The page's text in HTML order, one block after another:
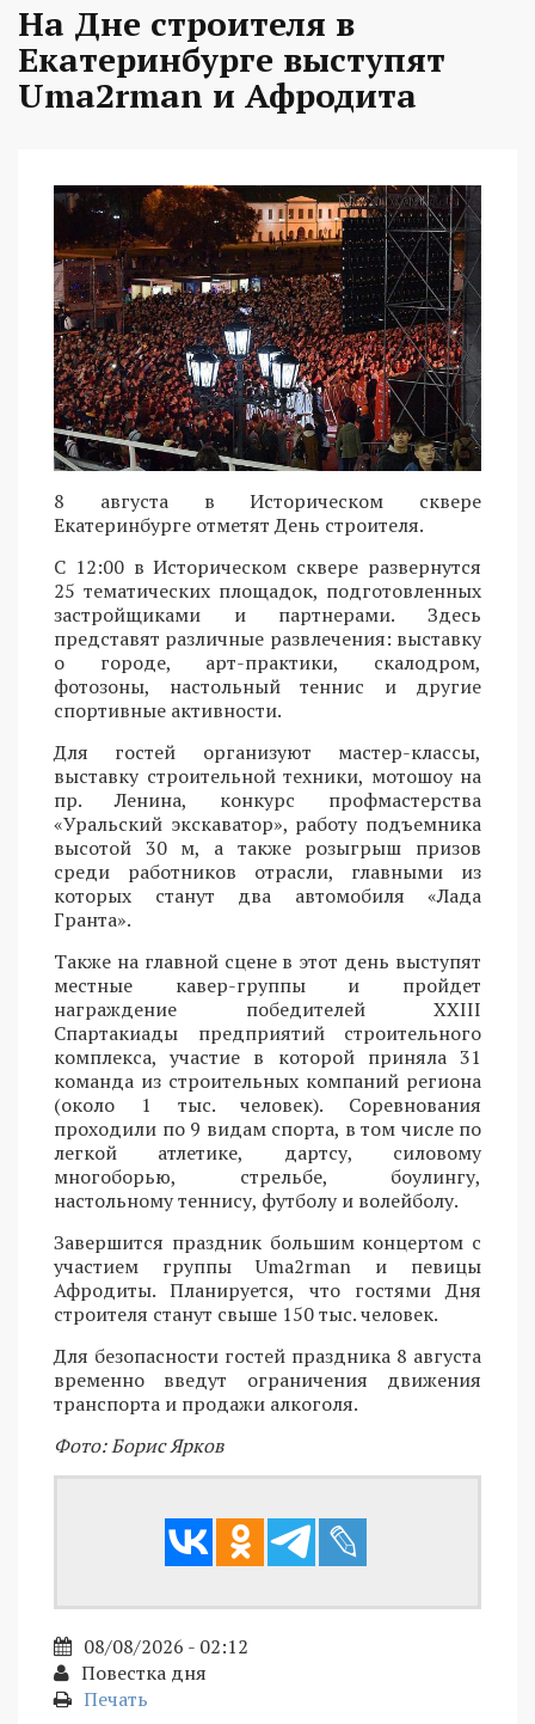
На Дне строителя в
Екатеринбурге выступят
Uma2rman и Афродита
8 августа в Историческом сквере
Екатеринбурге отметят День строителя.
С 12:00 в Историческом сквере развернутся
25 тематических площадок, подготовленных
застройщиками и партнерами. Здесь
представят различные развлечения: выставку
о городе, арт-практики, скалодром,
фотозоны, настольный теннис и другие
спортивные активности.
Для гостей организуют мастер-классы,
выставку строительной техники, мотошоу на
пр. Ленина, конкурс профмастерства
«Уральский экскаватор», работу подъемника
высотой 30 м, а также розыгрыш призов
среди работников отрасли, главными из
которых станут два автомобиля «Лада
Гранта».
Также на главной сцене в этот день выступят
местные кавер-группы и пройдет
награждение победителей XXIII
Спартакиады предприятий строительного
комплекса, участие в которой приняла 31
команда из строительных компаний региона
(около 1 тыс. человек). Соревнования
проходили по 9 видам спорта, в том числе по
легкой атлетике, дартсу, силовому
многоборью, стрельбе, боулингу,
настольному теннису, футболу и волейболу.
Завершится праздник большим концертом с
участием группы Uma2rman и певицы
Афродиты. Планируется, что гостями Дня
строителя станут свыше 150 тыс. человек.
Для безопасности гостей праздника 8 августа
временно введут ограничения движения
транспорта и продажи алкоголя.
Фото: Борис Ярков
08/08/2026 - 02:12
Повестка дня
Печать